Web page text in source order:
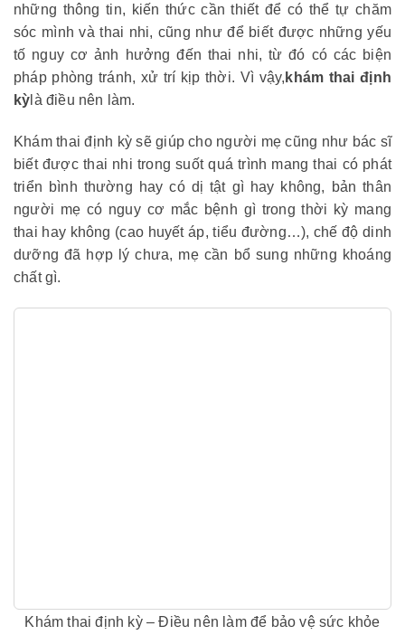
những thông tin, kiến thức cần thiết để có thể tự chăm
sóc mình và thai nhi, cũng như để biết được những yếu
tố nguy cơ ảnh hưởng đến thai nhi, từ đó có các biện
pháp phòng tránh, xử trí kịp thời. Vì vậy, khám thai định
kỳ là điều nên làm.
Khám thai định kỳ sẽ giúp cho người mẹ cũng như bác sĩ
biết được thai nhi trong suốt quá trình mang thai có phát
triển bình thường hay có dị tật gì hay không, bản thân
người mẹ có nguy cơ mắc bệnh gì trong thời kỳ mang
thai hay không (cao huyết áp, tiểu đường…), chế độ dinh
dưỡng đã hợp lý chưa, mẹ cần bổ sung những khoáng
chất gì.
Khám thai định kỳ – Điều nên làm để bảo vệ sức khỏe